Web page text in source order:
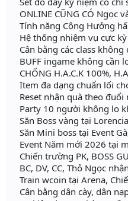
ONLINE CŨNG CÓ Ngọc
Tính năng Cộng Hưởng
Hệ thống nhiệm vụ cực
Cân bằng các class
BUFF ingame không cần
CHỐNG H.A.C.K 100%,
Item đa dạng chuẩn lối
Reset nhận quà theo
Party 10 người không lo
Săn Boss vàng tại
Săn Mini boss tại Event
Event Năm mới 2026 tại
Chiến trường PK, BOSS
BC, DV, CC, Thỏ Ngọc
Train wcoin tại Arena,
Cân bằng dân cày, dân